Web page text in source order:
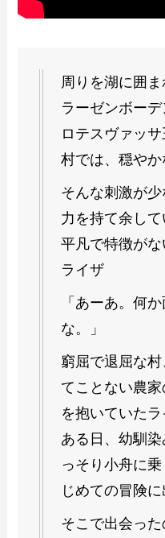
周りを湖に囲
ラーゼンボーデ
ロテスヴァッ
村では、穏やか
そんな刺激が
力を持て余して
平凡で特徴がな
ライザ
「あーあ。何
な。」
窮屈で退屈な
てことない農
を抱いていたラ
ある日、幼馴
っそり小舟に
じめての冒険に
そこで出会った